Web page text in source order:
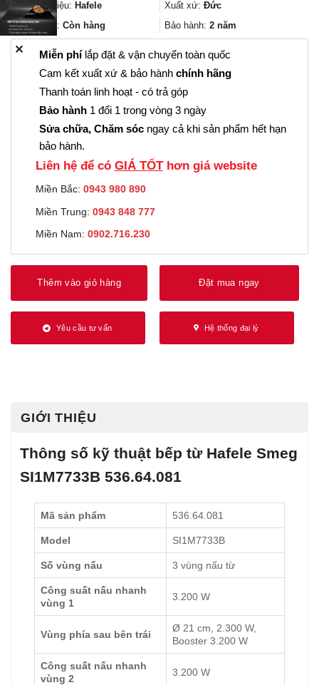
49.297.600₫.
Thương hiệu: Hafele Xuất xứ: Đức
Trạng thái: Còn hàng Bảo hành: 2 năm
Miễn phílắp đặt & vận chuyển toàn quốc
Cam kết xuất xứ & bảo hành chính hãng
Thanh toán linh hoạt - có trả góp
Bảo hành 1 đổi 1 trong vòng 3 ngày
Sửa chữa, Chăm sóc ngay cả khi sản phẩm hết hạn
bảo hành.
Liên hệ để có GIÁ TỐThơn giá website
Miền Bắc: 0943 980 890
Miền Trung: 0943 848 777
Miền Nam: 0902.716.230
Thêm vào giỏ hàng Đặt mua ngay
Yêu cầu tư vấn Hệ thống đại lý
GIỚI THIỆU
Thông số kỹ thuật bếp từ Hafele Smeg
SI1M7733B 536.64.081
Mã sản phẩm 536.64.081
Model SI1M7733B
Số vùng nấu 3 vùng nấu từ
Công suất nấu nhanh
vùng 1
3.200 W
Vùng phía sau bên trái
Ø 21 cm, 2.300 W,
Booster 3.200 W
Công suất nấu nhanh
vùng 2
3.200 W
✕